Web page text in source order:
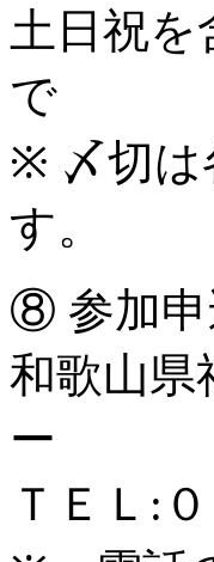
土日祝
で
※ 〆切は
す。
⑧ 参加申
和歌山県
ー
ＴＥＬ: